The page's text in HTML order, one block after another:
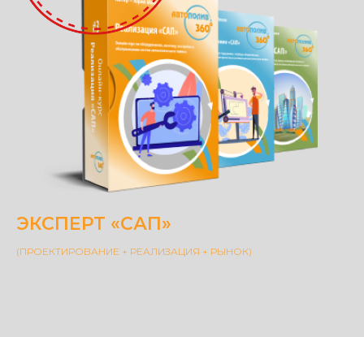
ЭКСПЕРТ «САП»
(ПРОЕКТИРОВАНИЕ + РЕАЛИЗАЦИЯ + РЫНОК)